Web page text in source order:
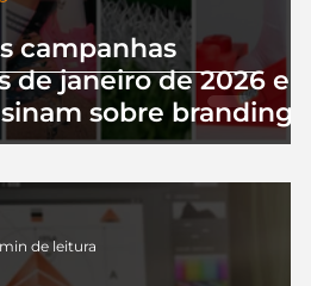
campanhas
de janeiro de 2026 e
sobre branding
de leitura